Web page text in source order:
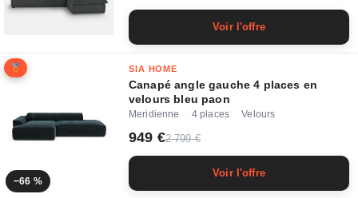
Voir l'offre
−66 %
SIA HOME
Canapé angle gauche 4 places en
velours bleu paon
Meridienne · 4 places · Velours
949 €2 799 €
Voir l'offre